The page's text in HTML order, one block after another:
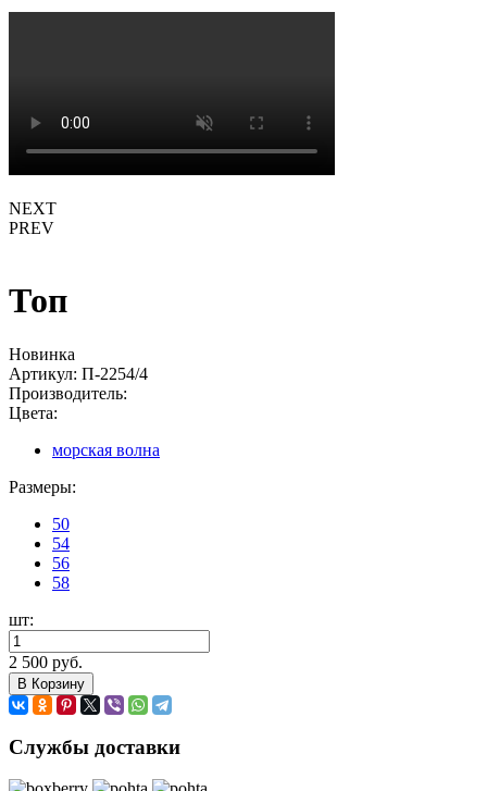
NEXT
PREV
Топ
Новинка
Артикул: П-2254/4
Производитель:
Цвета:
морская волна
Размеры:
50
54
56
58
шт:
2 500 руб.
В Корзину
Службы доставки